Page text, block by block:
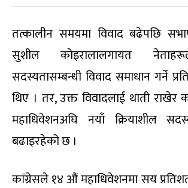
तत्कालीन समयमा विवाद बढेपछि
सुशील कोइरालालगायत
सदस्यतासम्बन्धी विवाद समाधान गर्ने
थिए । तर, उक्त विवादलाई थाती राखेर
महाधिवेशनअघि नयाँ क्रियाशील
बढाइरहेको छ ।
कांग्रेसले १४ औं महाधिवेशनमा सय